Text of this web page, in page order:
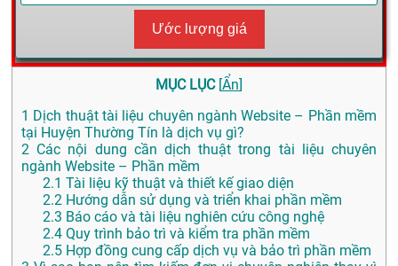
Ước lượng giá
MỤC LỤC [Ẩn]
1 Dịch thuật tài liệu chuyên ngành Website – Phần mềm
tại Huyện Thường Tín là dịch vụ gì?
2 Các nội dung cần dịch thuật trong tài liệu chuyên
ngành Website – Phần mềm
2.1 Tài liệu kỹ thuật và thiết kế giao diện
2.2 Hướng dẫn sử dụng và triển khai phần mềm
2.3 Báo cáo và tài liệu nghiên cứu công nghệ
2.4 Quy trình bảo trì và kiểm tra phần mềm
2.5 Hợp đồng cung cấp dịch vụ và bảo trì phần mềm